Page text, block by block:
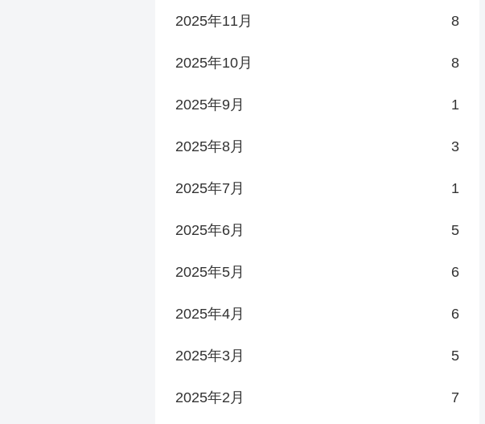
2025年11月 8
2025年10月 8
2025年9月 1
2025年8月 3
2025年7月 1
2025年6月 5
2025年5月 6
2025年4月 6
2025年3月 5
2025年2月 7